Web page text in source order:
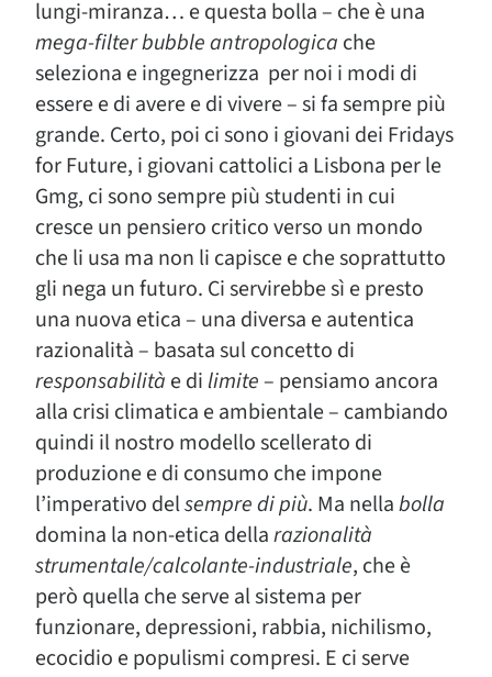
lungi-miranza… e questa bolla – che è una
mega-filter bubble antropologica che
seleziona e ingegnerizza per noi i modi di
essere e di avere e di vivere – si fa sempre più
grande. Certo, poi ci sono i giovani dei Fridays
for Future, i giovani cattolici a Lisbona per le
Gmg, ci sono sempre più studenti in cui
cresce un pensiero critico verso un mondo
che li usa ma non li capisce e che soprattutto
gli nega un futuro. Ci servirebbe sì e presto
una nuova etica – una diversa e autentica
razionalità – basata sul concetto di
responsabilità e di limite – pensiamo ancora
alla crisi climatica e ambientale – cambiando
quindi il nostro modello scellerato di
produzione e di consumo che impone
l’imperativo delsempre di più. Ma nellabolla
domina la non-etica dellarazionalità
strumentale/calcolante-industriale, che è
però quella che serve al sistema per
funzionare, depressioni, rabbia, nichilismo,
ecocidio e populismi compresi. E ci serve